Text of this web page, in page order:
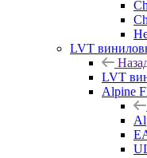
LVT
LVT
Alpine